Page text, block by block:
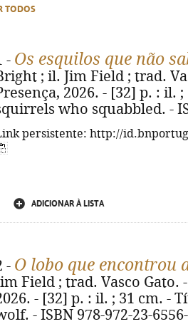
TODOS
- Os esquilos que não
; il. Jim Field ; trad.
2026. - [32] p. : il.
who squabbled. -
persistente: http://
ADICIONAR À LISTA
- O lobo que encontrou
Field ; trad. Vasco Gato.
- [32] p. : il. ; 31 cm. -
- ISBN 978-972-23-